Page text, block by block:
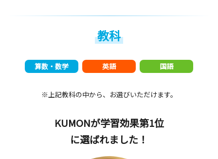
教科
算数・数学 英語 国語
※上記教科の中から、お選びいただけます。
KUMONが学習効果第1位
に選ばれました！